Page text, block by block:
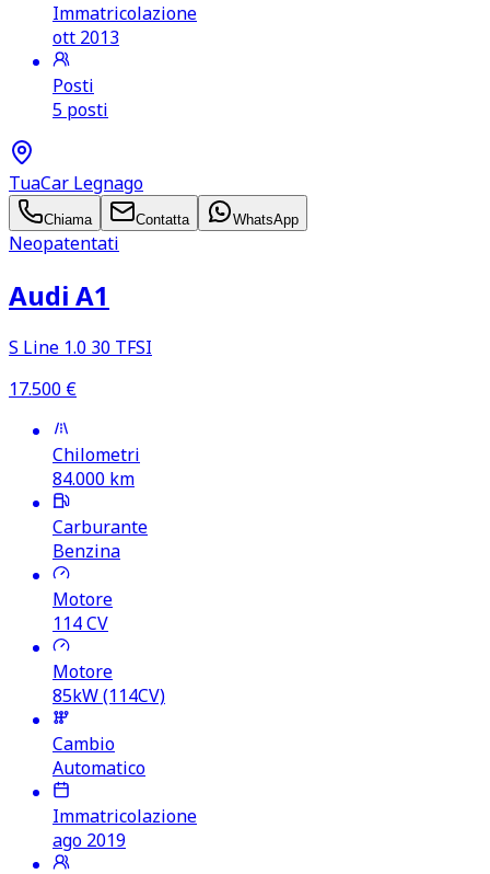
Immatricolazione
ott 2013
Posti
5 posti
TuaCar Legnago
Chiama Contatta WhatsApp
Neopatentati
Audi A1
S Line 1.0 30 TFSI
17.500 €
Chilometri
84.000 km
Carburante
Benzina
Motore
114CV
Motore
85kW (114CV)
Cambio
Automatico
Immatricolazione
ago 2019